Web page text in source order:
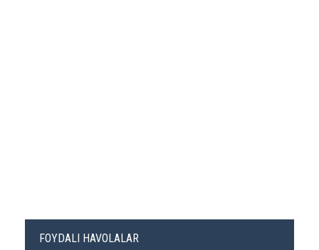
FOYDALI HAVOLALAR